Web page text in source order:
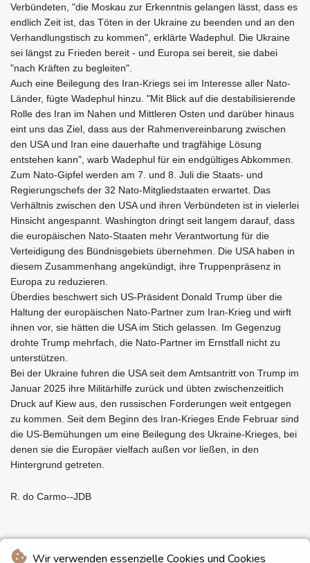
Wir verwenden essenzielle Cookies und Cookies
Verbündeten, "die Moskau zur Erkenntnis gelangen lässt, dass es
endlich Zeit ist, das Töten in der Ukraine zu beenden und an den
Verhandlungstisch zu kommen", erklärte Wadephul. Die Ukraine
sei längst zu Frieden bereit - und Europa sei bereit, sie dabei
"nach Kräften zu begleiten".
Auch eine Beilegung des Iran-Kriegs sei im Interesse aller Nato-
Länder, fügte Wadephul hinzu. "Mit Blick auf die destabilisierende
Rolle des Iran im Nahen und Mittleren Osten und darüber hinaus
eint uns das Ziel, dass aus der Rahmenvereinbarung zwischen
den USA und Iran eine dauerhafte und tragfähige Lösung
entstehen kann", warb Wadephul für ein endgültiges Abkommen.
Zum Nato-Gipfel werden am 7. und 8. Juli die Staats- und
Regierungschefs der 32 Nato-Mitgliedstaaten erwartet. Das
Verhältnis zwischen den USA und ihren Verbündeten ist in vielerlei
Hinsicht angespannt. Washington dringt seit langem darauf, dass
die europäischen Nato-Staaten mehr Verantwortung für die
Verteidigung des Bündnisgebiets übernehmen. Die USA haben in
diesem Zusammenhang angekündigt, ihre Truppenpräsenz in
Europa zu reduzieren.
Überdies beschwert sich US-Präsident Donald Trump über die
Haltung der europäischen Nato-Partner zum Iran-Krieg und wirft
ihnen vor, sie hätten die USA im Stich gelassen. Im Gegenzug
drohte Trump mehrfach, die Nato-Partner im Ernstfall nicht zu
unterstützen.
Bei der Ukraine fuhren die USA seit dem Amtsantritt von Trump im
Januar 2025 ihre Militärhilfe zurück und übten zwischenzeitlich
Druck auf Kiew aus, den russischen Forderungen weit entgegen
zu kommen. Seit dem Beginn des Iran-Krieges Ende Februar sind
die US-Bemühungen um eine Beilegung des Ukraine-Krieges, bei
denen sie die Europäer vielfach außen vor ließen, in den
Hintergrund getreten.
R. do Carmo--JDB